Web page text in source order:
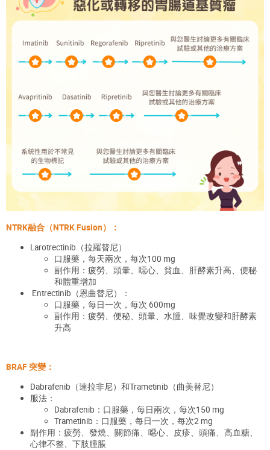
NTRK融合（NTRK Fusion）：
Larotrectinib （拉羅替尼）
口服藥，每天兩次，每次100 mg
副作用：疲勞、頭暈、噁心、貧血、肝酵素升高、便秘
和體重增加
Entrectinib （恩曲替尼）
：
口服藥，每日一次，每次 600mg
副作用：疲勞、便秘、頭暈、水腫、味覺改變和肝酵素
升高
BRAF 突變：
Dabrafenib （達拉非尼） 和Trametinib （曲美替尼）
服法：
Dabrafenib：口服藥，每日兩次，每次150 mg
Trametinib：口服藥，每日一次，每次2 mg
副作用：疲勞、發燒、關節痛、噁心、皮疹、頭痛、高血糖、
心律不整、下肢腫脹